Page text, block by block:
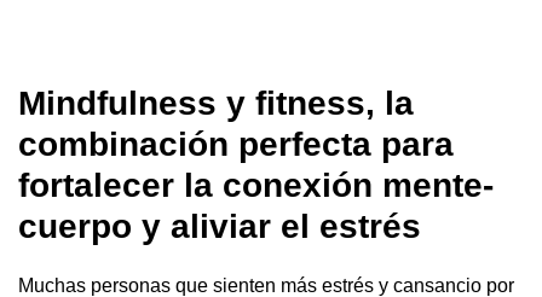
Mindfulness y fitness, la
combinación perfecta para
fortalecer la conexión mente-
cuerpo y aliviar el estrés
Muchas personas que sienten más estrés y cansancio por